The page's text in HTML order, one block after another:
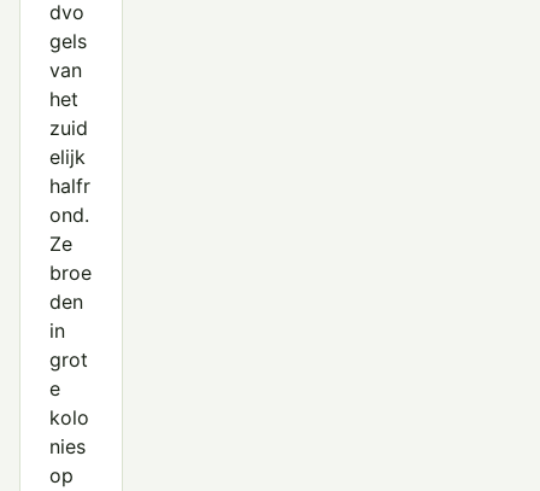
dvo
gels
van
het
zuid
elijk
halfr
ond.
Ze
broe
den
in
grot
e
kolo
nies
op